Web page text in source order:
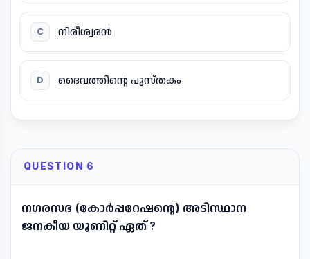
C നിരീശ്വരൻ
D ദൈവത്തിന്റെ പുസ്തകം
QUESTION 6
നഗരസഭ (കോർപ്പറേഷന്റെ) അടിസ്ഥാന
ജനകീയ യൂണിറ്റ് ഏത് ?